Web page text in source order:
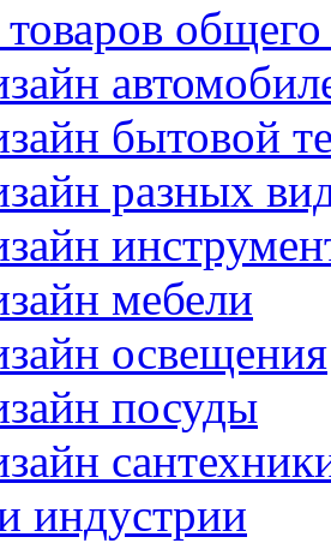
общего
бытовой
разных
мебели
освещения
посуды
индустрии